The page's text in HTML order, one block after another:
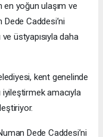
en yoğun ulaşım ve
Caddesi’ni
üstyapısıyla daha
kent genelinde
iyileştirmek amacıyla
Dede Caddesi’ni